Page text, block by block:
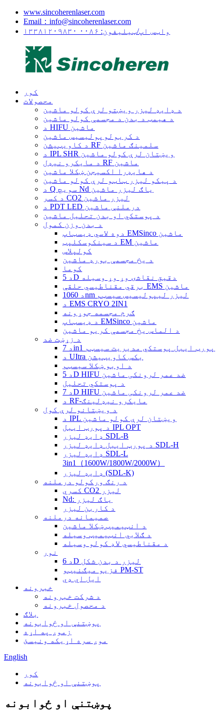
www.sincoherenlaser.com
Email：info@sincoherenlaser.com
واټس اپ/ټیلیفون: ۰۰۸۶ ۱۳۳۸۱۲۰۹۸۳۰
کور
محصولات
د ډایډ لیزر ویښتو لرې کولو ماشین
د هیمټ د بدن د مجسمې کولو ماشین
د HIFU ماشین
د کریولوپولیسیس ماشین
د کاویټیشن RF سلمینګ ماشین
د IPL SHR ویښتان لرې کولو ماشین
د مایکرو نیډل RF ماشین
د هایډرا اکسیجن ښکلا ماشین
د پیکو لیزر ټاټو لرې کولو ماشین
د Q سویچ Nd یاګ لیزر ماشین
د کسر CO2 لیزر ماشین
د PDT LED درملنې ماشین
د پوستکي او بدن تحلیل ماشین
د بدن وزن کمول
دوه لاسي ډیسټاپ EMSinco ماشین
د سینکوسکلپټ EM ماشین
کولپلاس
د یخ مجسمې بورډ ماشین
کوما
د 5D دقیق نقاشۍ وړ وړ وسیله
برقي مقناطیسي حلقې EMS ماشین
د 1060nm لیزر لیپولیسیس سیسټم
د EMS CRYO 2IN1
ګرم مجسمه جوړونه
د ډیسټاپ EMSinco ماشین
د الماس یخ مجسمې کریو ماشین
د زړښت ضد
د 7in1 پورټ ایبل پوستکي مدیریت سیسټم
د UItra بکس کاویټیشن
د اوبو ښکلا سیسټم
د 5D HIFU ضد عمر لرونکی ماشین
د پوستکي تحلیل
د 7D HIFU ضد عمر لرونکی ماشین
د RF-مایکرو نیډلینګ
د ویښتانو لرې کول
د IPL ویښتان لرې کولو ماشین
د پورټ ایبل IPL OPT
ډایډ لیزر SDL-B
د پورټ ایبل ډایډ لیزر SDL-H
ډایډ لیزر SDL-L
3in1（1600W/1800W/2000W）
ډایډ لیزر (SDL-K)
د رنګ ورکولو درملنه
کسري CO2 ليزر
Nd: یاګ لیزر
د کاربن لیزر
صمیمانه درملنه
د انټیمیټ ښکلا ماشین
د ګلابي انټیمیټ وسیله
د مقناطیسي لاډ کولو وسیله
نور
د 6D لیزر د بدن شکل
فزیو میګنیټو PM-ST
ايل اي ډي
خبرونه
د شرکت خبرونه
د محصول خبرونه
بلاګ
پوښتنې او ځوابونه
زموږ په اړه
موږ سره اړیکه ونیسئ
English
کور
پوښتنې او ځوابونه
پوښتنې او ځوابونه